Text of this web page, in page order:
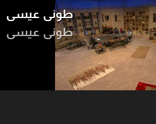
طوني عيسى
طوني عيسى